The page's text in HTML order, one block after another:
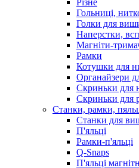
Гольниці,
Голки для
Наперстки,
Магніти-
Рамки
Котушки для
Органайзери
Скриньки для
Скриньки для
Станки, рамки,
Станки для
П'яльці
Рамки-п'яльці
Q-Snaps
П'яльці